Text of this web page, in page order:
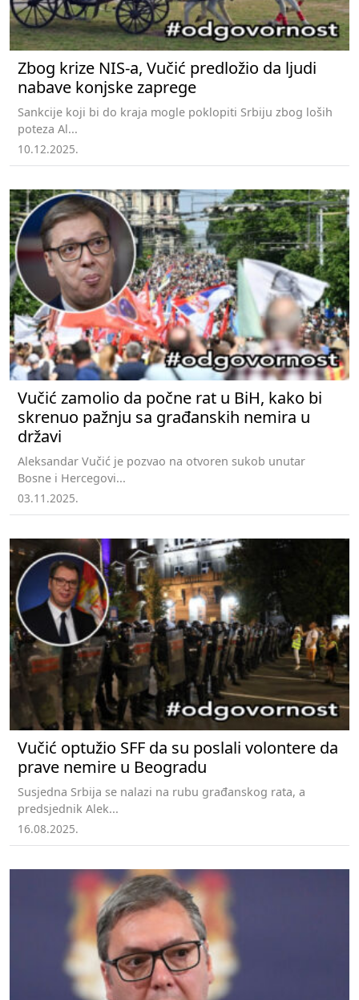
Zbog krize NIS-a, Vučić predložio da ljudi
nabave konjske zaprege
Sankcije koji bi do kraja mogle poklopiti Srbiju zbog loših
poteza Al...
10.12.2025.
Vučić zamolio da počne rat u BiH, kako bi
skrenuo pažnju sa građanskih nemira u
državi
Aleksandar Vučić je pozvao na otvoren sukob unutar
Bosne i Hercegovi...
03.11.2025.
Vučić optužio SFF da su poslali volontere da
prave nemire u Beogradu
Susjedna Srbija se nalazi na rubu građanskog rata, a
predsjednik Alek...
16.08.2025.